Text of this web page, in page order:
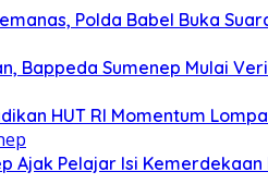
Polda Babel Buka
Bappeda Sumenep Mulai
HUT RI Momentum
Ajak Pelajar Isi Kemerdekaan